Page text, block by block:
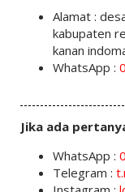
Alamat :
kabupaten
kanan
WhatsApp :
Jika ada
WhatsApp :
Telegram :